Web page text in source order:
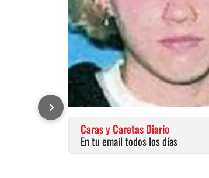
Caras y Caretas Diario
En tu email todos los días